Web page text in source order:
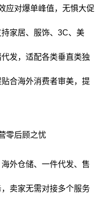
应对爆单峰值，无惧大促
家居、服饰、3C、美
发，适配各类垂直类独
合海外消费者审美，提
零后顾之忧
外仓储、一件代发、售
卖家无需对接多个服务